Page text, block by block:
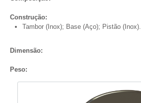
Construção:
Tambor (Inox); Base (Aço); Pistão (Inox).
Dimensão:
Peso: